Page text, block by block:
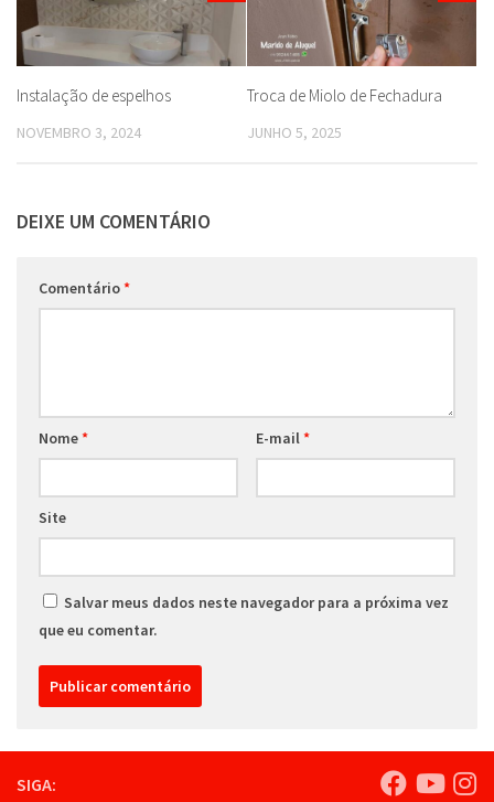
Instalação de espelhos
NOVEMBRO 3, 2024
Troca de Miolo de Fechadura
JUNHO 5, 2025
DEIXE UM COMENTÁRIO
Comentário*
Nome* E-mail *
Site
Salvar meus dados neste navegador para a próxima vez
que eu comentar.
SIGA: